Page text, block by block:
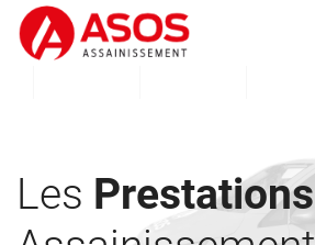
Les Prestations